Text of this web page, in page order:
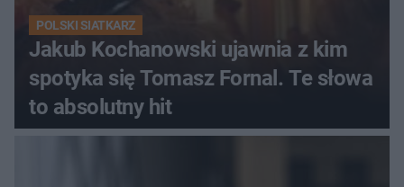
POLSKI SIATKARZ
Jakub Kochanowski ujawnia z kim
spotyka się Tomasz Fornal. Te słowa
to absolutny hit